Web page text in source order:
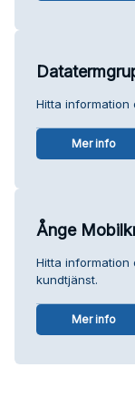
Hitta information
Mer info
Ånge
Hitta information
kundtjänst.
Mer info